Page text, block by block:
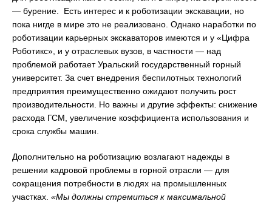
— бурение. Есть интерес и к роботизации экскавации, но
пока нигде в мире это не реализовано. Однако наработки по
роботизации карьерных экскаваторов имеются и у «Цифра
Роботикс», и у отраслевых вузов, в частности — над
проблемой работает Уральский государственный горный
университет. За счет внедрения беспилотных технологий
предприятия преимущественно ожидают получить рост
производительности. Но важны и другие эффекты: снижение
расхода ГСМ, увеличение коэффициента использования и
срока службы машин.
Дополнительно на роботизацию возлагают надежды в
решении кадровой проблемы в горной отрасли — для
сокращения потребности в людях на промышленных
участках. «Мы должны стремиться к максимальной